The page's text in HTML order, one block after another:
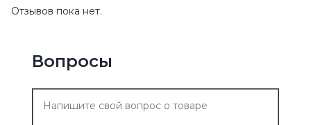
Отзывов пока нет.
Вопросы